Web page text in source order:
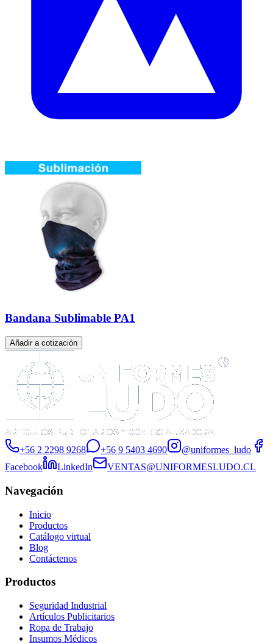
Bandana Sublimable PA1
Añadir a cotización
+56 2 2298 9268 +56 9 5403 4690
@uniformes_ludo
Facebook
LinkedIn VENTAS@UNIFORMESLUDO.CL
Navegación
Inicio
Productos
Catálogo virtual
Blog
Contáctenos
Productos
Seguridad Industrial
Artículos Publicitarios
Ropa de Trabajo
Insumos Médicos